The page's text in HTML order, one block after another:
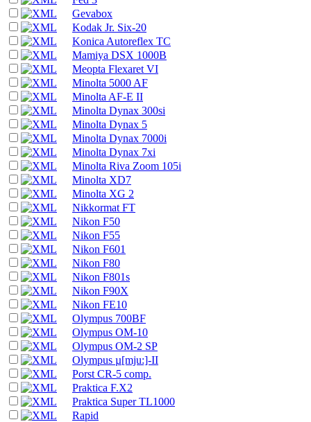
Gevabox
Kodak Jr. Six-20
Konica Autoreflex TC
Mamiya DSX 1000B
Meopta Flexaret VI
Minolta 5000 AF
Minolta AF-E II
Minolta Dynax 300si
Minolta Dynax 5
Minolta Dynax 7000i
Minolta Dynax 7xi
Minolta Riva Zoom 105i
Minolta XD7
Minolta XG 2
Nikkormat FT
Nikon F50
Nikon F55
Nikon F601
Nikon F80
Nikon F801s
Nikon F90X
Nikon FE10
Olympus 700BF
Olympus OM-10
Olympus OM-2 SP
Olympus µ[mju:]-II
Porst CR-5 comp.
Praktica F.X2
Praktica Super TL1000
Rapid